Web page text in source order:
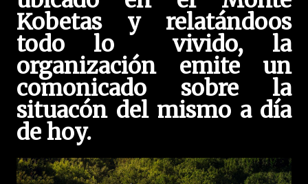
Kobetas y relatándoos
todo lo vivido, la
organización emite un
comonicado sobre la
situacón del mismo a día
de hoy.